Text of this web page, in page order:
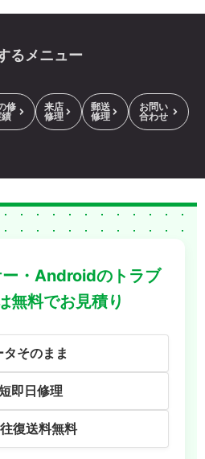
るメニュー
修
来店
修理
郵送
修理
お問い
合わせ
ー・Androidのトラブ
無料でお見積り
タそのまま
即日修理
復送料無料